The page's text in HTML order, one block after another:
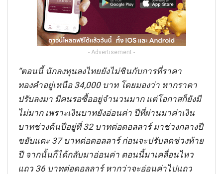
- Advertisement -
“ตอนนี้ นักลงทุนลงไทยยังไม่ชินกับการที่ราคา
ทองคำอยู่เหนือ 34,000 บาท โดยมองว่า หากราคา
ปรับลงมา มีคนรอซื้ออยู่จำนวนมาก แต่โอกาสก็ยังมี
ไม่มาก เพราะเงินบาทยังอ่อนค่า ปีที่ผ่านมาค่าเงิน
บาทช่วงต้นปีอยู่ที่ 32 บาทต่อดอลลาร์ มาช่วงกลางปี
ขยับแตะ 37 บาทต่อดอลลาร์ ก่อนจะปรับลดช่วงท้าย
ปี จากนั้นก็ได้กลับมาอ่อนค่า ตอนนี้มาเคลื่อนไหว
แถว 36 บาทต่อดอลลาร์ หากว่าจะอ่อนค่าไปแถว